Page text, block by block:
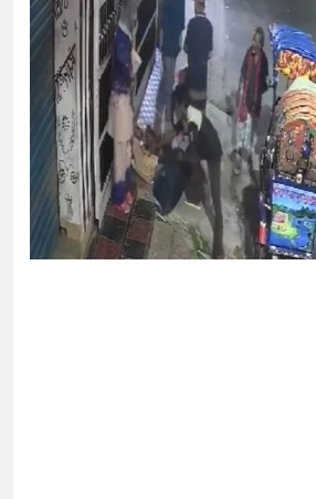
দশমিক ৩ টন কাঁদুনে গ্যাস আমদানি
বড় হবে: ছেলেকে নিয়ে রোনালদোর বড় আশা
বের হওয়ার পথ খুঁজছেন ট্রাম্পের শীর্ষ জেনারেল